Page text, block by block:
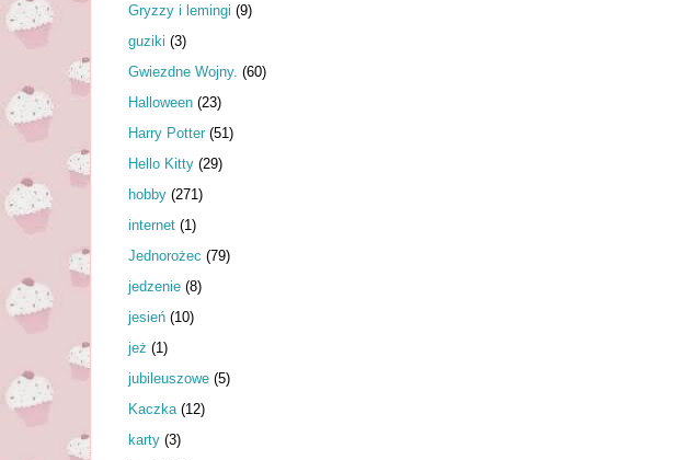
Gryzzy i lemingi (9)
guziki (3)
Gwiezdne Wojny. (60)
Halloween (23)
Harry Potter (51)
Hello Kitty (29)
hobby (271)
internet (1)
Jednorożec (79)
jedzenie (8)
jesień (10)
jeż (1)
jubileuszowe (5)
Kaczka (12)
karty (3)